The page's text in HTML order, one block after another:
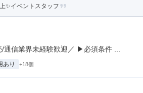
✨イベントスタッフ
信業界未経験歓迎／ ▶必須条件 ...
あり +18個